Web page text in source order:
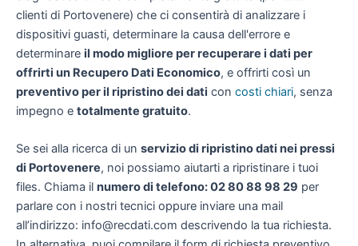
clienti di Portovenere) che ci consentirà di analizzare i
dispositivi guasti, determinare la causa dell'errore e
determinare il modo migliore per recuperare i dati per
offrirti un Recupero Dati Economico, e offrirti così un
preventivo per il ripristino dei dati con costi chiari, senza
impegno e totalmente gratuito.
Se sei alla ricerca di un servizio di ripristino dati nei pressi
di Portovenere, noi possiamo aiutarti a ripristinare i tuoi
files. Chiama il numero di telefono: 02 80 88 98 29 per
parlare con i nostri tecnici oppure inviare una mail
all’indirizzo: info@recdati.com descrivendo la tua richiesta.